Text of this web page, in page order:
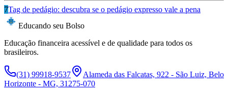
7Tag de pedágio: descubra se o pedágio expresso vale a pena
Educando seu Bolso
Educação financeira acessível e de qualidade para todos os
brasileiros.
(31) 99918-9537
Alameda das Falcatas, 922 - São Luiz, Belo
Horizonte - MG, 31275-070